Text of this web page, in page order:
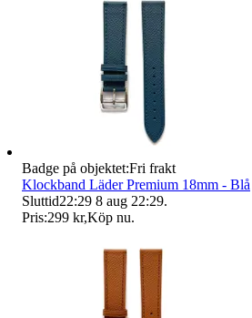
Badge på objektet:Fri frakt
Klockband Läder Premium 18mm - Blå
Sluttid22:29 8 aug 22:29.
Pris:299 kr,Köp nu.